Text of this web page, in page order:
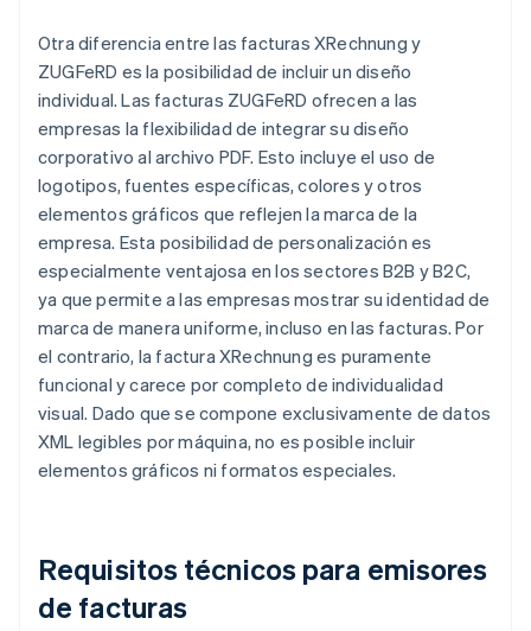
Otra diferencia entre las facturas XRechnung y
ZUGFeRD es la posibilidad de incluir un diseño
individual. Las facturas ZUGFeRD ofrecen a las
empresas la flexibilidad de integrar su diseño
corporativo al archivo PDF. Esto incluye el uso de
logotipos, fuentes específicas, colores y otros
elementos gráficos que reflejen la marca de la
empresa. Esta posibilidad de personalización es
especialmente ventajosa en los sectores B2B y B2C,
ya que permite a las empresas mostrar su identidad de
marca de manera uniforme, incluso en las facturas. Por
el contrario, la factura XRechnung es puramente
funcional y carece por completo de individualidad
visual. Dado que se compone exclusivamente de datos
XML legibles por máquina, no es posible incluir
elementos gráficos ni formatos especiales.
Requisitos técnicos para emisores
de facturas